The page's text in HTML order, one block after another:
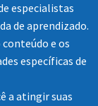
especialistas
de aprendizado.
e os
específicas de
a atingir suas